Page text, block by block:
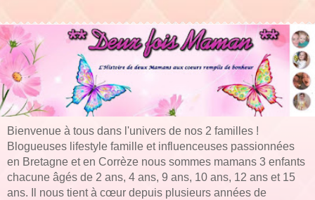
Bienvenue à tous dans l'univers de nos 2 familles !
Blogueuses lifestyle famille et influenceuses passionnées
en Bretagne et en Corrèze nous sommes mamans 3 enfants
chacune âgés de 2 ans, 4 ans, 9 ans, 10 ans, 12 ans et 15
ans. Il nous tient à cœur depuis plusieurs années de